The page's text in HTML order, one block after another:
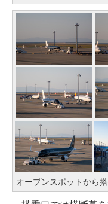
オープンスポットから